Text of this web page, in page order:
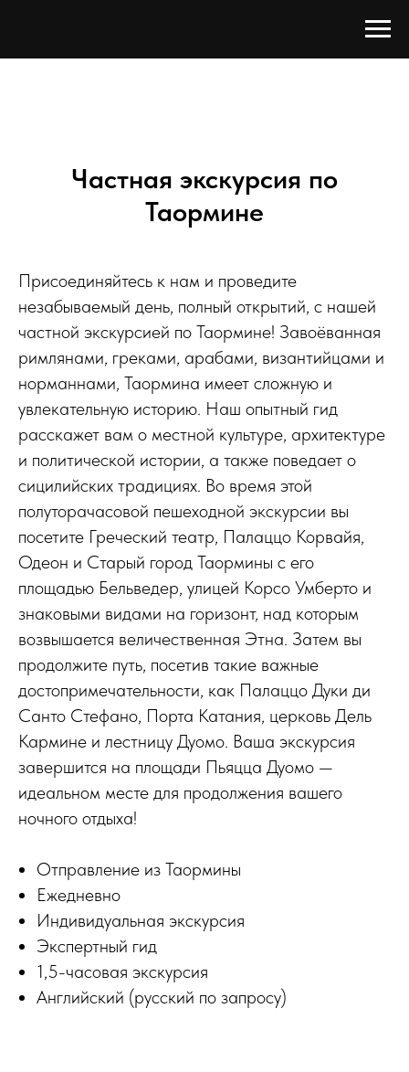
Частная экскурсия по
Таормине
Присоединяйтесь к нам и проведите
незабываемый день, полный открытий, с нашей
частной экскурсией по Таормине! Завоёванная
римлянами, греками, арабами, византийцами и
норманнами, Таормина имеет сложную и
увлекательную историю. Наш опытный гид
расскажет вам о местной культуре, архитектуре
и политической истории, а также поведает о
сицилийских традициях. Во время этой
полуторачасовой пешеходной экскурсии вы
посетите Греческий театр, Палаццо Корвайя,
Одеон и Старый город Таормины с его
площадью Бельведер, улицей Корсо Умберто и
знаковыми видами на горизонт, над которым
возвышается величественная Этна. Затем вы
продолжите путь, посетив такие важные
достопримечательности, как Палаццо Дуки ди
Санто Стефано, Порта Катания, церковь Дель
Кармине и лестницу Дуомо. Ваша экскурсия
завершится на площади Пьяцца Дуомо —
идеальном месте для продолжения вашего
ночного отдыха!
Отправление из Таормины
Ежедневно
Индивидуальная экскурсия
Экспертный гид
1,5-часовая экскурсия
Английский (русский по запросу)